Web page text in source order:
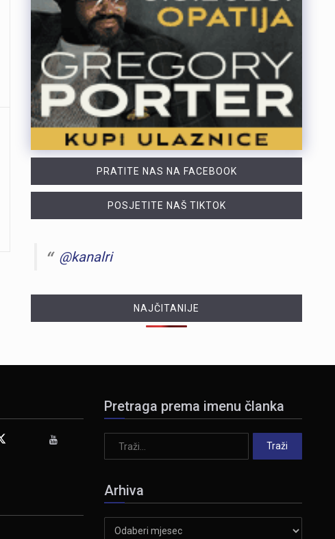
https://youtu.be/0nSUyQ1tcGw Policijski službenici Policijske postaje Crikvenica spriječili su krijumčarenje stranih državljana koji su nezakonito ušli u Republiku Hrvatsku.Zaustavili su osobno vozilo njemačkih registarskih oznaka kojim je upravljao 61-godišnji njemački državljanin, a koji je strane državljane prevozio do dogovorenog odredišta.Nakon dovršenog kriminalističkog istraživanja, osumnjičeni je uz kaznenu prijavu predan pritvorskom nadzorniku, dok se prema strancima postupa sukladno Zakonu o strancima.
PRATITE NAS NA FACEBOOK
POSJETITE NAŠ TIKTOK
@kanalri
NAJČITANIJE
Pretraga prema imenu članka
Arhiva